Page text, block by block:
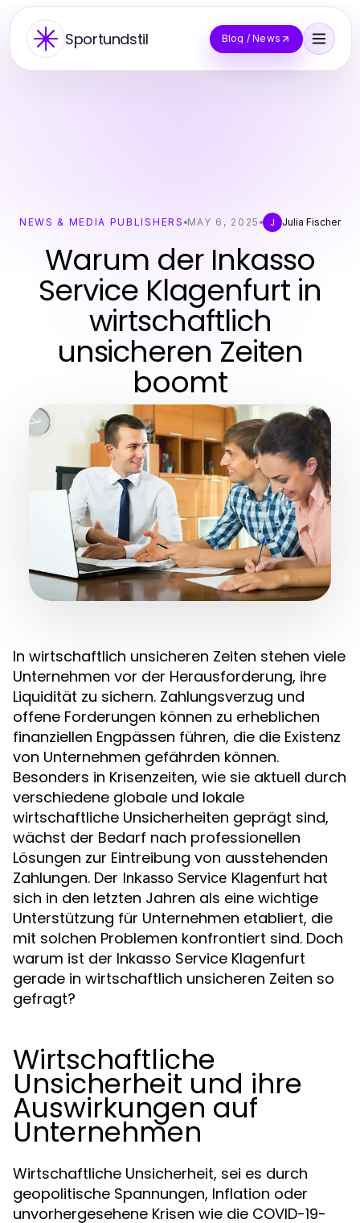
Sportundstil Blog / News
NEWS & MEDIA PUBLISHERS MAY 6, 2025 J Julia Fischer
Warum der Inkasso
Service Klagenfurt in
wirtschaftlich
unsicheren Zeiten
boomt
In wirtschaftlich unsicheren Zeiten stehen viele
Unternehmen vor der Herausforderung, ihre
Liquidität zu sichern. Zahlungsverzug und
offene Forderungen können zu erheblichen
finanziellen Engpässen führen, die die Existenz
von Unternehmen gefährden können.
Besonders in Krisenzeiten, wie sie aktuell durch
verschiedene globale und lokale
wirtschaftliche Unsicherheiten geprägt sind,
wächst der Bedarf nach professionellen
Lösungen zur Eintreibung von ausstehenden
Zahlungen. Der Inkasso Service Klagenfurt hat
sich in den letzten Jahren als eine wichtige
Unterstützung für Unternehmen etabliert, die
mit solchen Problemen konfrontiert sind. Doch
warum ist der Inkasso Service Klagenfurt
gerade in wirtschaftlich unsicheren Zeiten so
gefragt?
Wirtschaftliche
Unsicherheit und ihre
Auswirkungen auf
Unternehmen
Wirtschaftliche Unsicherheit, sei es durch
geopolitische Spannungen, Inflation oder
unvorhergesehene Krisen wie die COVID-19-